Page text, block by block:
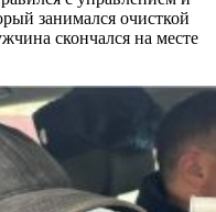
занимался очисткой
скончался на месте